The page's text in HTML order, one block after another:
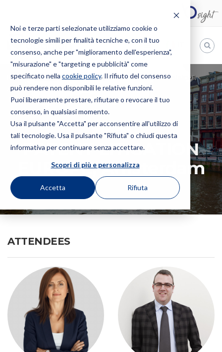
Noi e terze parti selezionate utilizziamo cookie o
tecnologie simili per finalità tecniche e, con il tuo
consenso, anche per "miglioramento dell'esperienza",
"misurazione" e "targeting e pubblicità" come
specificato nella cookie policy. Il rifiuto del consenso
può rendere non disponibili le relative funzioni.
Puoi liberamente prestare, rifiutare o revocare il tuo
consenso, in qualsiasi momento.
Usa il pulsante "Accetta" per acconsentire all'utilizzo di
tali tecnologie. Usa il pulsante "Rifiuta" o chiudi questa
informativa per continuare senza accettare.
Scopri di più e personalizza
Accetta Rifiuta
Bugnion
The
way
HOME EVENTI CONVEGNO
PATENT LITIGATION EUROPE,
AMSTERDAM
PATENT LITIGATION
EUROPE, Amsterdam
ATTENDEES